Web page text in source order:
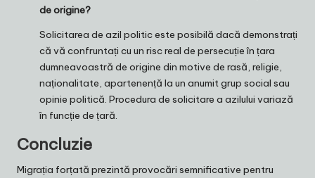
de origine?
Solicitarea de azil politic este posibilă dacă demonstrați
că vă confruntați cu un risc real de persecuție în țara
dumneavoastră de origine din motive de rasă, religie,
naționalitate, apartenență la un anumit grup social sau
opinie politică. Procedura de solicitare a azilului variază
în funcție de țară.
Concluzie
Migrația forțată prezintă provocări semnificative pentru